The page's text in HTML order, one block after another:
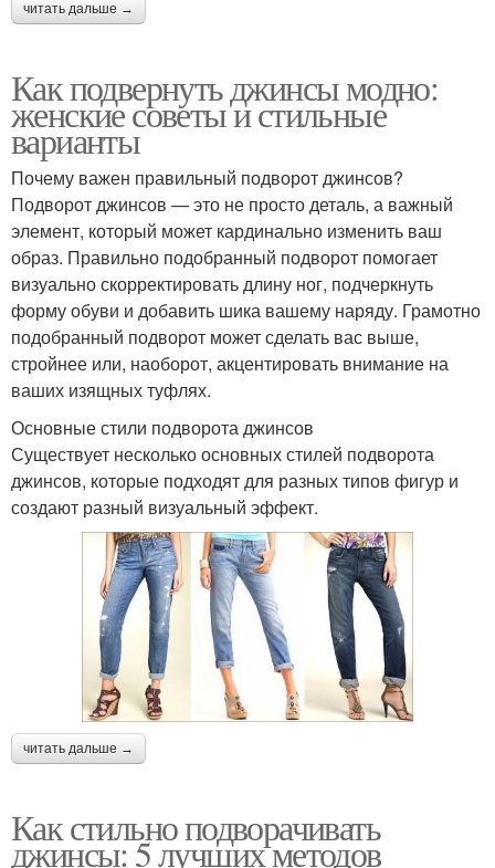
читать дальше →
Как подвернуть джинсы модно:
женские советы и стильные
варианты
Почему важен правильный подворот джинсов?
Подворот джинсов — это не просто деталь, а важный
элемент, который может кардинально изменить ваш
образ. Правильно подобранный подворот помогает
визуально скорректировать длину ног, подчеркнуть
форму обуви и добавить шика вашему наряду. Грамотно
подобранный подворот может сделать вас выше,
стройнее или, наоборот, акцентировать внимание на
ваших изящных туфлях.
Основные стили подворота джинсов
Существует несколько основных стилей подворота
джинсов, которые подходят для разных типов фигур и
создают разный визуальный эффект.
читать дальше →
Как стильно подворачивать
джинсы: 5 лучших методов